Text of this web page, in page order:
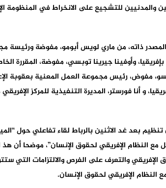
والمدنيين للتشجيع على الانخراط في المنظومة
ذاته، من ماري لويس أبومو، مفوضة
وأوفينا جيرينا توبسي، مفوضة، المقررة
سو، مفوض، رئيس مجموعة العمل المعنية بعقوبة
و أنا فورستر، المديرة التنفيذية للمركز
تنظيم بعد غد الاثنين بالرباط لقاء تفاعلي حول
مع النظام الإفريقي لحقوق الإنسان”، موضحا أن
الإفريقي والتعرف على الفرص والالتزامات التي
النظام الإفريقي لحقوق الإنسان.